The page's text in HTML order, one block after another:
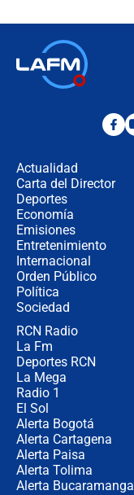
Actualidad
Carta del Director
Deportes
Economía
Emisiones
Entretenimiento
Internacional
Orden Público
Política
Sociedad
RCN Radio
La Fm
Deportes RCN
La Mega
Radio 1
El Sol
Alerta Bogotá
Alerta Cartagena
Alerta Paisa
Alerta Tolima
Alerta Bucaramanga